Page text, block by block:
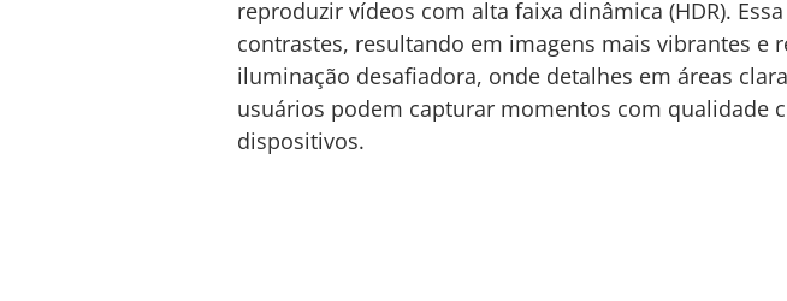
reproduzir vídeos com alta faixa dinâmica (HDR).
contrastes, resultando em imagens mais vibrantes e
iluminação desafiadora, onde detalhes em áreas
usuários podem capturar momentos com qualidade
dispositivos.